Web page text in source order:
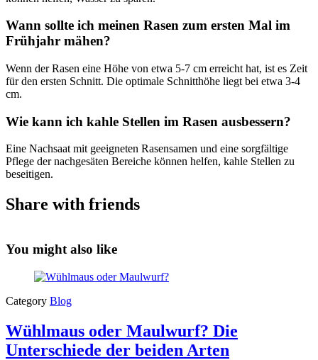
Wann sollte ich meinen Rasen zum ersten Mal im
Frühjahr mähen?
Wenn der Rasen eine Höhe von etwa 5-7 cm erreicht hat, ist es Zeit
für den ersten Schnitt. Die optimale Schnitthöhe liegt bei etwa 3-4
cm.
Wie kann ich kahle Stellen im Rasen ausbessern?
Eine Nachsaat mit geeigneten Rasensamen und eine sorgfältige
Pflege der nachgesäten Bereiche können helfen, kahle Stellen zu
beseitigen.
Share with friends
You might also like
Category Blog
Wühlmaus oder Maulwurf? Die
Unterschiede der beiden Arten